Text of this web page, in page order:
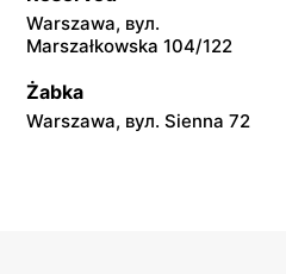
Jarosław, вул. Pełkińska
147
moje sklepy
Opole, вул. Grudzicka 45
Warszawa, вул.
Marszałkowska 104/122
Żabka
Warszawa, вул. Sienna 72